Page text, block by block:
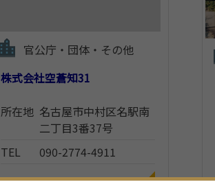
官公庁・団体・その他
株式会社空蒼知31
所在地 名古屋市中村区名駅南
二丁目3番37号
TEL
090-2774-4911